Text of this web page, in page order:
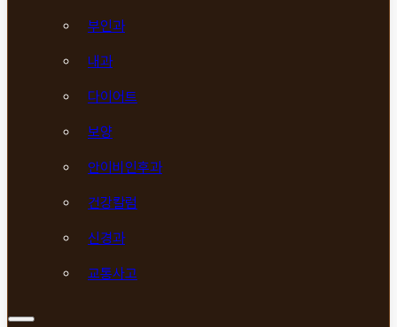
부인과
내과
다이어트
보양
안이비인후과
건강칼럼
신경과
교통사고